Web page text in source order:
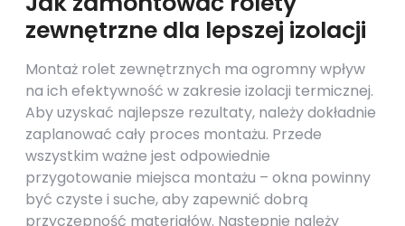
zewnętrzne dla lepszej izolacji
Montaż rolet zewnętrznych ma ogromny wpływ
na ich efektywność w zakresie izolacji termicznej.
Aby uzyskać najlepsze rezultaty, należy dokładnie
zaplanować cały proces montażu. Przede
wszystkim ważne jest odpowiednie
przygotowanie miejsca montażu – okna powinny
być czyste i suche, aby zapewnić dobrą
przyczepność materiałów. Następnie należy